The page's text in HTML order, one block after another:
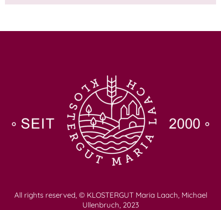
All rights reserved, © KLOSTERGUT Maria Laach, Michael
Ullenbruch, 2023